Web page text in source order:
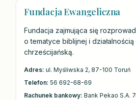
Fundacja Ewangeliczna
Fundacja zajmująca się
o tematyce biblijnej i
chrześcijańską.
Adres: ul. Myśliwska 2, 87-100 Toruń
Telefon: 56 692-68-69
Rachunek bankowy: Bank Pekao S.A.